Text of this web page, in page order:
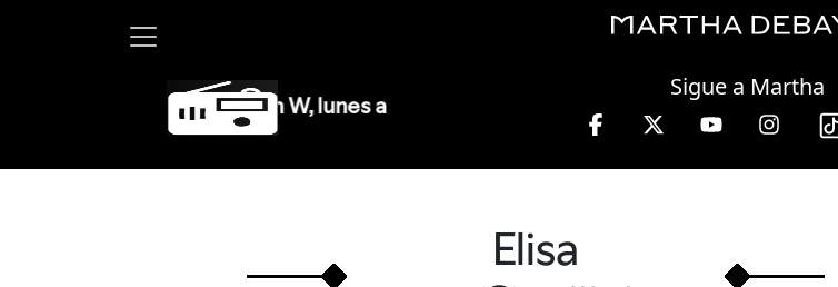
Sigue a Martha
Martha Debayle en W, lunes a viernes de 10 a 13 hrs.
Elisa